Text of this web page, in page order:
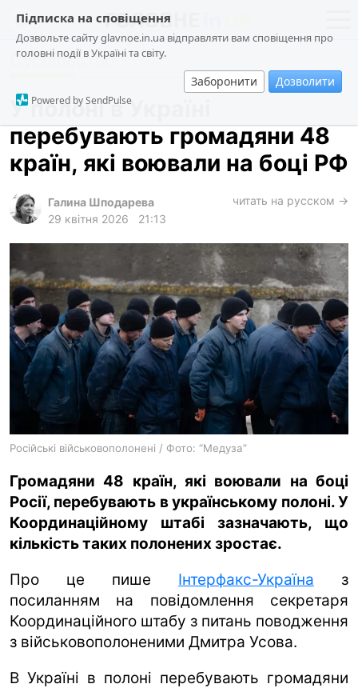
Підписка на сповіщення
Дозвольте сайту glavnoe.in.ua відправляти вам сповіщення про
головні події в Україні та світу.
Заборонити Дозволити
Powered by SendPulse
новини
про проєкт
суспільство
події
кримінал
лонгріди
харків
архів
gambling
ua ru en
Суспільство
У полоні в Україні
перебувають громадяни 48
країн, які воювали на боці РФ
Галина Шподарева
29 квітня 2026
21:13
читать на русском →
Російські військовополонені / Фото: “Медуза”
Громадяни 48 країн, які воювали на боці
Росії, перебувають в українському полоні. У
Координаційному штабі зазначають, що
кількість таких полонених зростає.
Про це пише Інтерфакс-Україна з
посиланням на повідомлення секретаря
Координаційного штабу з питань поводження
з військовополоненими Дмитра Усова.
В Україні в полоні перебувають громадяни